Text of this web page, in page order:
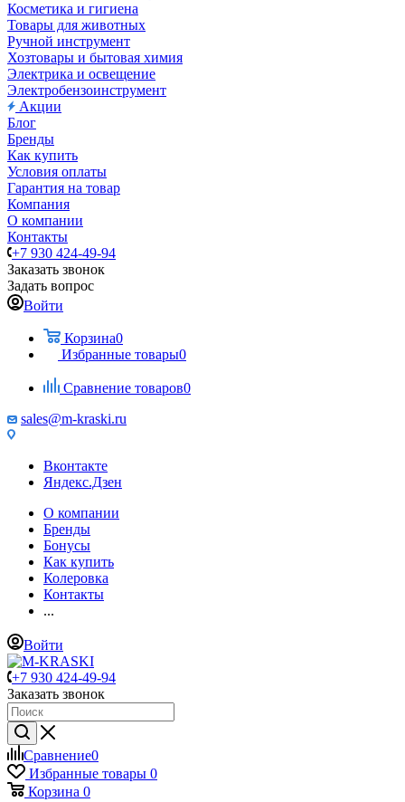
Косметика и гигиена
Товары для животных
Ручной инструмент
Хозтовары и бытовая химия
Электрика и освещение
Электробензоинструмент
Акции
Блог
Бренды
Как купить
Условия оплаты
Гарантия на товар
Компания
О компании
Контакты
+7 930 424-49-94
Заказать звонок
Задать вопрос
Войти
Корзина0
Избранные товары0
Сравнение товаров0
sales@m-kraski.ru
Вконтакте
Яндекс.Дзен
О компании
Бренды
Бонусы
Как купить
Колеровка
Контакты
...
Войти
+7 930 424-49-94
Заказать звонок
Сравнение0
Избранные товары 0
Корзина 0